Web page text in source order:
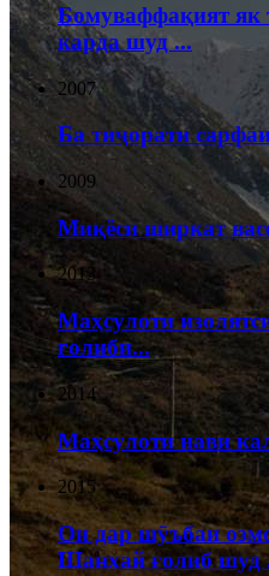
Бомуваффақият як
карда шуд ...
2007
Ба тиҷорати
2009
Миқёси ширкат
2013
Маҳсулоти
ғолиби...
2014
Маҳсулоти нави
2015
Он дар шӯъбаи
Шанхай ғолиб шуд